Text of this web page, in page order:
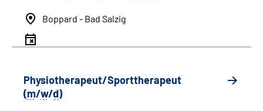
Boppard - Bad Salzig
Physiotherapeut/Sporttherapeut
(m/w/d)